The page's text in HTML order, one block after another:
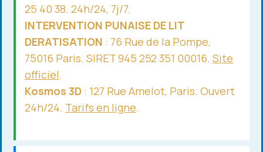
25 40 38. 24h/24, 7j/7.
INTERVENTION PUNAISE DE LIT
DERATISATION : 76 Rue de la Pompe,
75016 Paris. SIRET 945 252 351 00016. Site
officiel.
Kosmos 3D : 127 Rue Amelot, Paris. Ouvert
24h/24. Tarifs en ligne.